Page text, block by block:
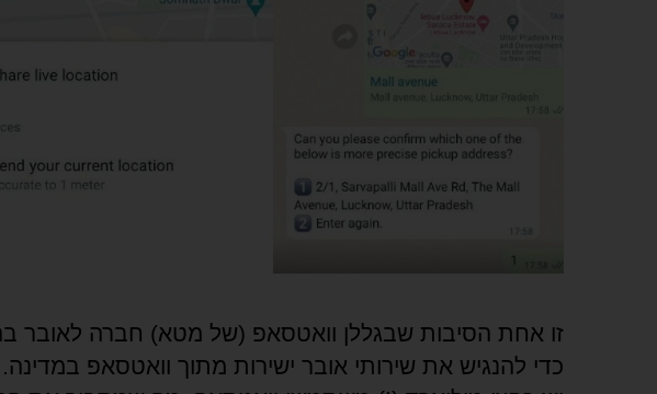
זו אחת הסיבות שבגללן וואטסאפ (של מטא) חברה לאובר
כדי להנגיש את שירותי אובר ישירות מתוך וואטסאפ במדינה.